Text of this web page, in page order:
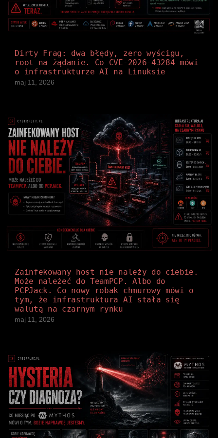
Dirty Frag: dwa błędy, zero wyścigu,
root na żądanie. Co CVE-2026-43284 mówi
o infrastrukturze AI na Linuksie
maj 11, 2026
Zainfekowany host nie należy do ciebie.
Może należeć do TeamPCP. Albo do
PCPJack. Co nowy robak chmurowy mówi o
tym, że infrastruktura AI stała się
walutą na czarnym rynku
maj 11, 2026